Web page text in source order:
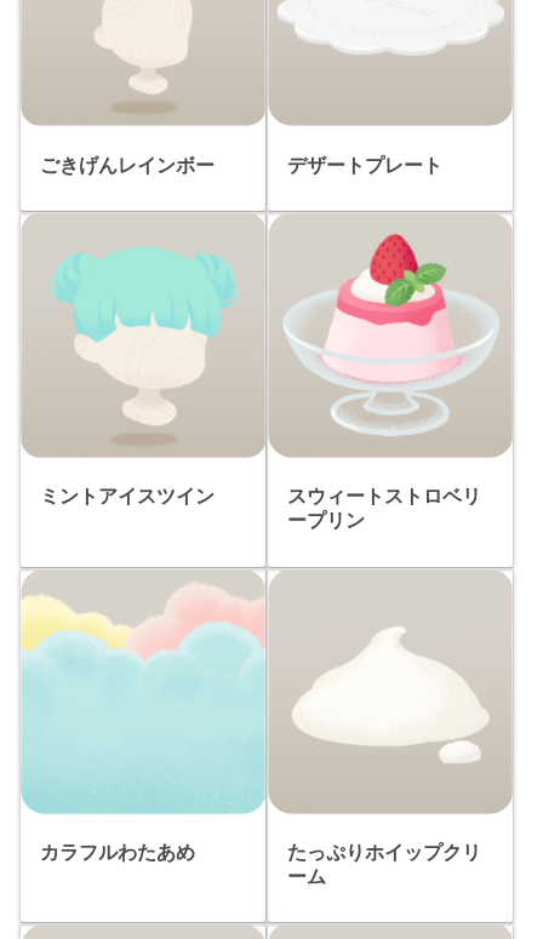
ごきげんレインボー デザートプレート
ミントアイスツイン
スウィートストロベリ
ープリン
カラフルわたあめ
たっぷりホイップクリ
ーム